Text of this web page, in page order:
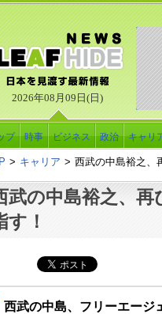
2026年08月09日(日)
プ 時事 ビジネス 政治 キャリ
> キャリア > 西武の中島裕之、
武の中島裕之、再
す！
西武の中島、フリーエージ